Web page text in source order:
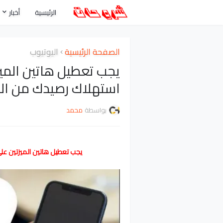
الرئيسية أخبار
الصفحة الرئيسية اليوتيوب
يجب تعطيل هاتين
استهلاك رصيدك من
بواسطة محمد
يجب تعطيل هاتين الميزتين